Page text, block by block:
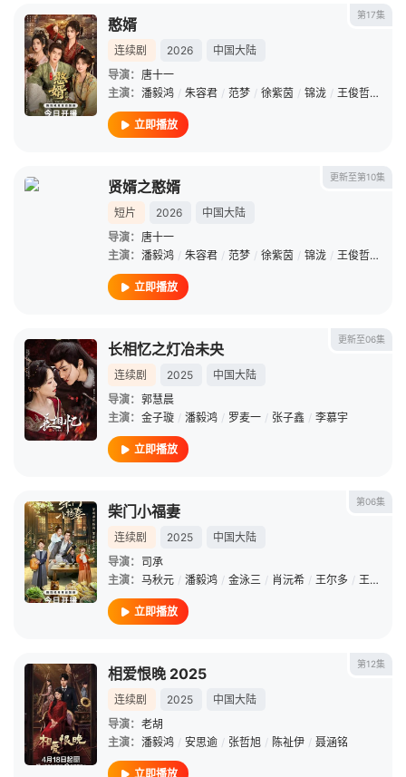
第17集
憨婿
连续剧 2026
中国大陆
导演： 唐十一
主演： 潘毅鸿 / 朱容君 / 范梦 / 徐紫茵 / 锦泷 / 王俊哲 /
立即播放
更新至第10集
贤婿之憨婿
短片 2026
中国大陆
导演： 唐十一
主演： 潘毅鸿 / 朱容君 / 范梦 / 徐紫茵 / 锦泷 / 王俊哲 /
立即播放
更新至06集
长相忆之灯冶未央
连续剧 2025
中国大陆
导演： 郭慧晨
主演： 金子璇 / 潘毅鸿 / 罗麦一 / 张子鑫 / 李慕宇
立即播放
第06集
柴门小福妻
连续剧 2025
中国大陆
导演： 司承
主演： 马秋元 / 潘毅鸿 / 金泳三 / 肖沅希 / 王尔多 / 王雅清
立即播放
第12集
相爱恨晚 2025
连续剧 2025
中国大陆
导演： 老胡
主演： 潘毅鸿 / 安思逾 / 张哲旭 / 陈祉伊 / 聂涵铭
立即播放